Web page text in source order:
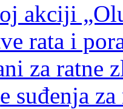
akciji
rata i
za ratne
suđenja